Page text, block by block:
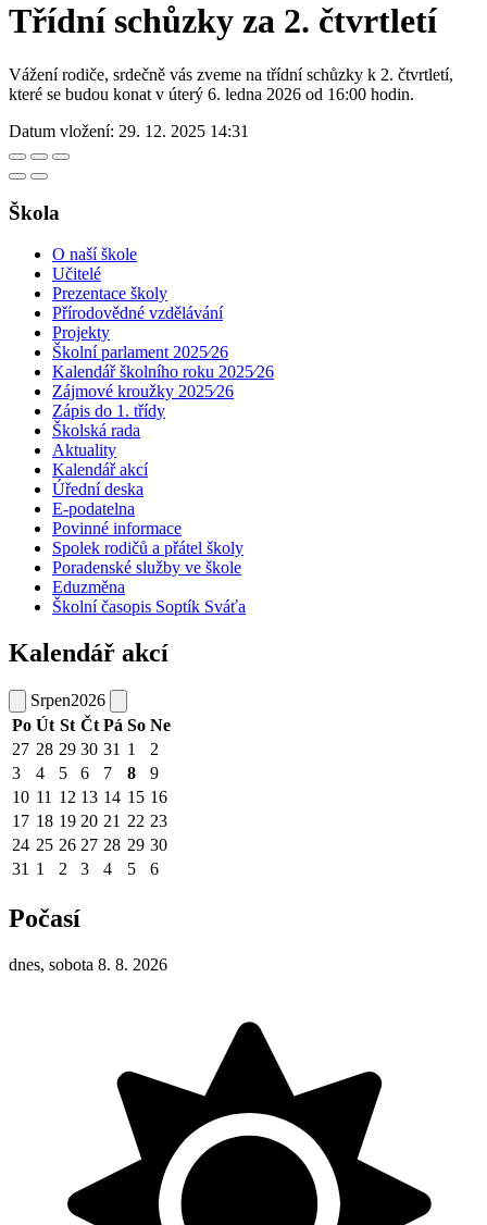
Třídní schůzky za 2. čtvrtletí
Vážení rodiče, srdečně vás zveme na třídní schůzky k 2. čtvrtletí,
které se budou konat v úterý 6. ledna 2026 od 16:00 hodin.
Datum vložení: 29. 12. 2025 14:31
Škola
O naší škole
Učitelé
Prezentace školy
Přírodovědné vzdělávání
Projekty
Školní parlament 2025⁄26
Kalendář školního roku 2025⁄26
Zájmové kroužky 2025⁄26
Zápis do 1. třídy
Školská rada
Aktuality
Kalendář akcí
Úřední deska
E-podatelna
Povinné informace
Spolek rodičů a přátel školy
Poradenské služby ve škole
Eduzměna
Školní časopis Soptík Sváťa
Kalendář akcí
Srpen2026
Po Út St Čt Pá So Ne
27 28 29 30 31 1
2
3
4 5 6 7 8
9
10 11 12 13 14 15 16
17 18 19 20 21 22 23
24 25 26 27 28 29 30
31 1 2 3 4 5 6
Počasí
dnes, sobota 8. 8. 2026